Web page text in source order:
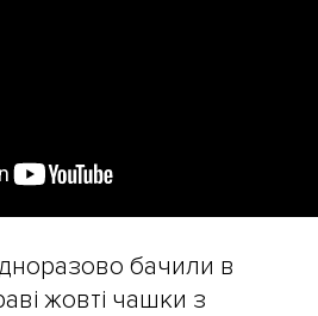
бачили в
жовті чашки з